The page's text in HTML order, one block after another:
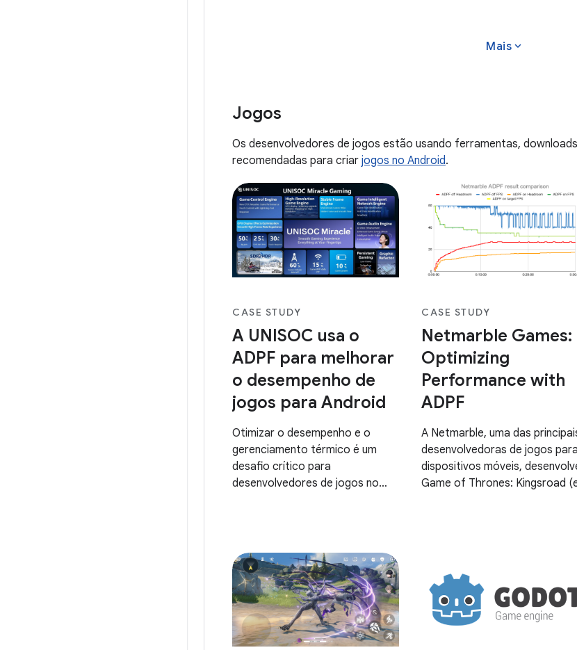
tranquila e contínua para todos
redução de ANRs e na melhoria
do tempo de inicialização do
app.
responde gera atritos
Mais expand_more
Jogos
Os desenvolvedores de jogos estão usando ferramentas,
recomendadas para criar jogos no Android.
CASE STUDY
A UNISOC usa o
ADPF para melhorar
o desempenho de
jogos para Android
Otimizar o desempenho e o
gerenciamento térmico é um
desafio crítico para
desenvolvedores de jogos no
precisam de ferramentas que
equilibrem altas taxas de
CASE STUDY
Netmarble Games:
Optimizing
Performance with
ADPF
A Netmarble, uma das
desenvolvedoras de jogos para
dispositivos móveis,
Game of Thrones: Kingsroad